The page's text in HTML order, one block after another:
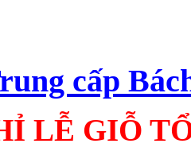
cấp
LỄ GIỖ